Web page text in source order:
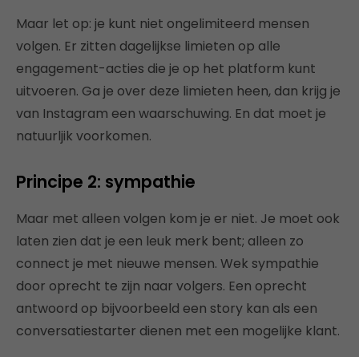
Maar let op: je kunt niet ongelimiteerd mensen
volgen. Er zitten dagelijkse limieten op alle
engagement-acties die je op het platform kunt
uitvoeren. Ga je over deze limieten heen, dan krijg je
van Instagram een waarschuwing. En dat moet je
natuurljik voorkomen.
Principe 2: sympathie
Maar met alleen volgen kom je er niet. Je moet ook
laten zien dat je een leuk merk bent; alleen zo
connect je met nieuwe mensen. Wek sympathie
door oprecht te zijn naar volgers. Een oprecht
antwoord op bijvoorbeeld een story kan als een
conversatiestarter dienen met een mogelijke klant.